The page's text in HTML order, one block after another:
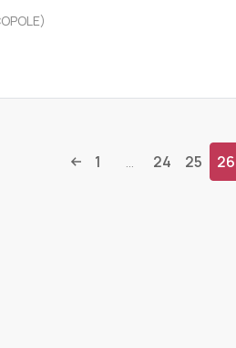
1 24 25 26